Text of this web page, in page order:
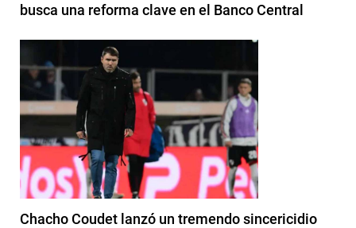
busca una reforma clave en el Banco Central
Chacho Coudet lanzó un tremendo sincericidio